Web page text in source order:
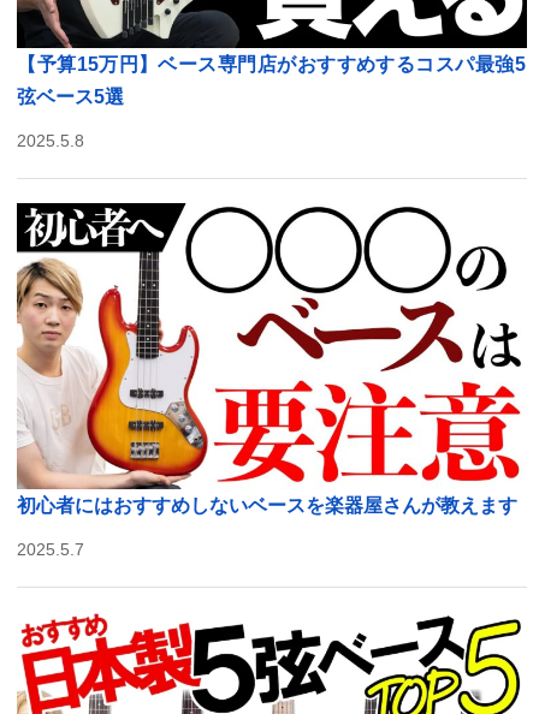
【予算15万円】ベース専門店がおすすめするコスパ最強5
弦ベース5選
2025.5.8
初心者にはおすすめしないベースを楽器屋さんが教えます
2025.5.7